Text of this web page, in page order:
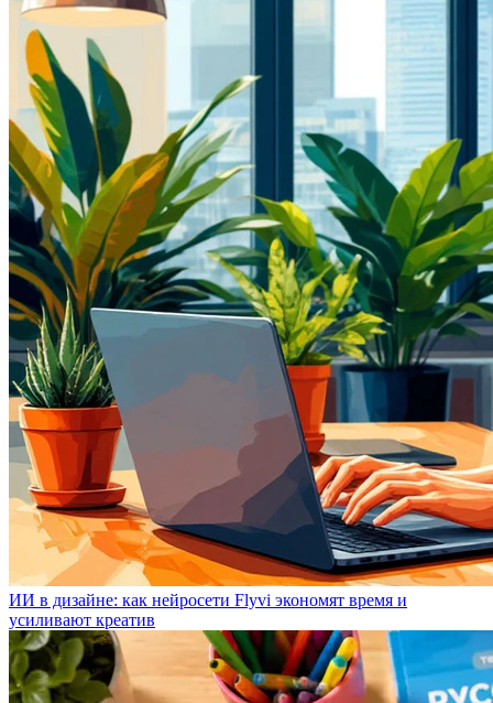
ИИ в дизайне: как нейросети Flyvi экономят время и
усиливают креатив